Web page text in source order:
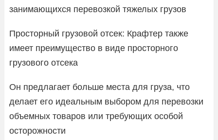
занимающихся перевозкой тяжелых грузов
Просторный грузовой отсек: Крафтер также
имеет преимущество в виде просторного
грузового отсека
Он предлагает больше места для груза, что
делает его идеальным выбором для перевозки
объемных товаров или требующих особой
осторожности